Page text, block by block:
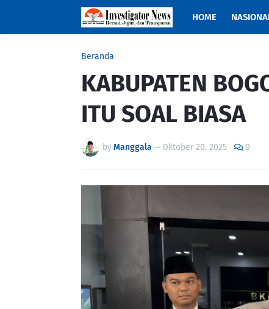
HOME
Beranda
KABUPATEN
ITU SOAL BIASA
byManggala — Oktober 20, 2025 0